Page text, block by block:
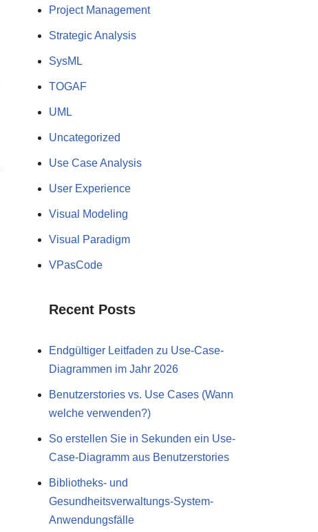
Project Management
Strategic Analysis
SysML
TOGAF
UML
Uncategorized
Use Case Analysis
User Experience
Visual Modeling
Visual Paradigm
VPasCode
Recent Posts
Endgültiger Leitfaden zu Use-Case-
Diagrammen im Jahr 2026
Benutzerstories vs. Use Cases (Wann
welche verwenden?)
So erstellen Sie in Sekunden ein Use-
Case-Diagramm aus Benutzerstories
Bibliotheks- und
Gesundheitsverwaltungs-System-
Anwendungsfälle